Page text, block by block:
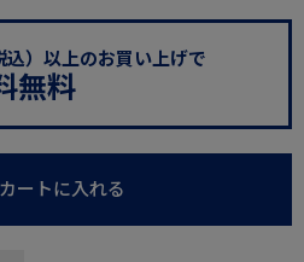
）以上のお買い上げで
無料
カートに入れる